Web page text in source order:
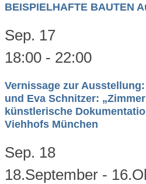
BEISPIELHAFTE BAUTEN
Sep. 17
18:00 - 22:00
Vernissage zur
und Eva Schnitzer:
künstlerische
Viehhofs München
Sep. 18
18.September -